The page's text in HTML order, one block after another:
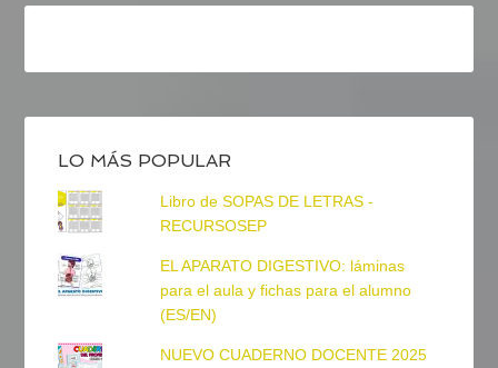
LO MÁS POPULAR
Libro de SOPAS DE LETRAS -
RECURSOSEP
EL APARATO DIGESTIVO: láminas
para el aula y fichas para el alumno
(ES/EN)
NUEVO CUADERNO DOCENTE 2025